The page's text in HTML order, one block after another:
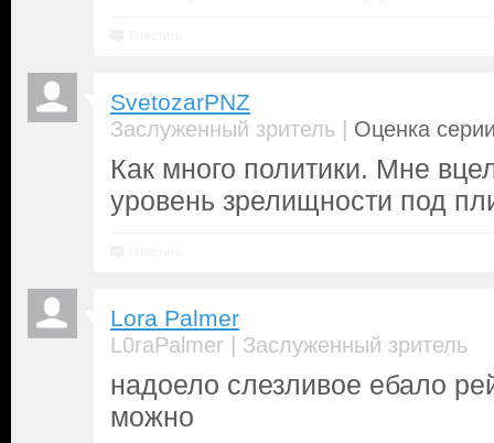
SvetozarPNZ
Заслуженный зритель | Оценка
Как много политики. Мне
уровень зрелищности под
Lora Palmer
L0raPalmer | Заслуженный зритель
надоело слезливое ебало
можно